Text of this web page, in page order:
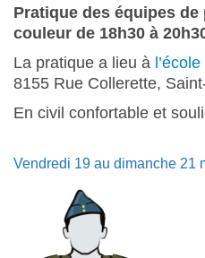
Pratique des équipes
couleur de 18h30 à
La pratique a lieu à
8155 Rue Collerette,
En civil confortable et
Vendredi 19 au dimanche 21